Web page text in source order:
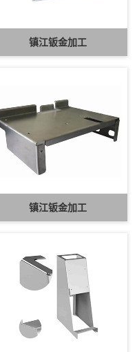
镇江钣金加工
镇江钣金加工